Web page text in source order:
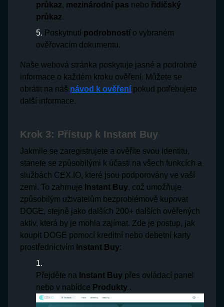
průkaz, mezinárodní pas nebo řidičský
průkaz.
Poskytnutí podrobností o vybraném
ověřovacím dokumentu.
Naše webová stránka poskytuje jasné a podrobné
informace o každém kroku ověření. Můžete se
obrátit na náš návod k ověření pokud potřebujete
další informace.
Krok 3: Přístup k Instant Buy
Jakmile se zaregistrujete a ověříte svou identitu,
stanete se způsobilými k účasti na všech funkcích a
službách CEX.IO, které jsou podporovány ve vaší
zemi. To zahrnuje Instant Buy, což umožňuje
způsobilým uživatelům bezproblémově kupovat
DOGE, stejně jako dalších 200+ dalších ověřených
aktiv, která by je mohla zajímat. Zde je postup, jak
koupit DOGE pomocí kreditní nebo debetní karty
prostřednictvím Instant Buy:
Přejděte na Instant Buy přes ovládací panel
nebo v nabídce Produkty .